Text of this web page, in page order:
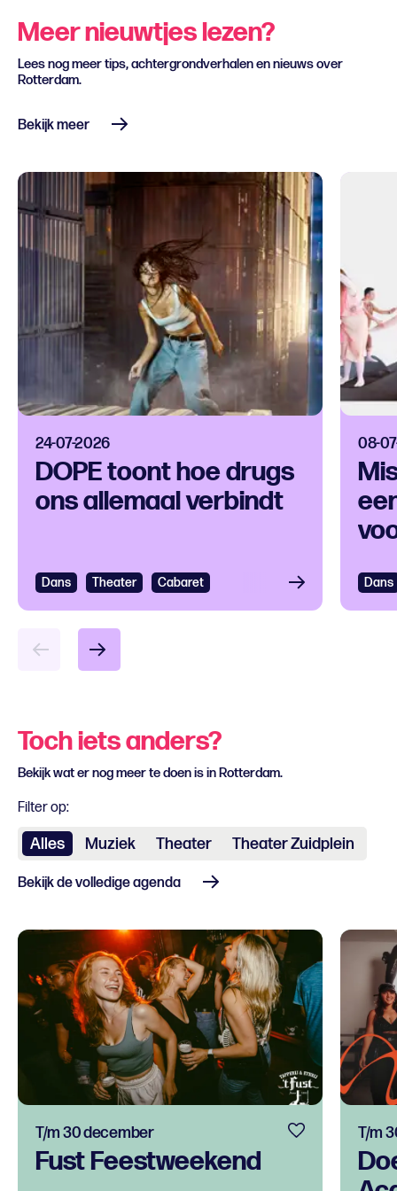
Meer nieuwtjes lezen?
Lees nog meer tips, achtergrondverhalen en nieuws over
Rotterdam.
Bekijk meer
24-07-2026
DOPE toont hoe drugs
ons allemaal verbindt
Dans Theater Cabaret
08-
Dans
Bekijken
Toch iets anders?
Bekijk wat er nog meer te doen is in Rotterdam.
Filter op:
Alles Muziek Theater Theater Zuidplein
Bekijk de volledige agenda
Fust Feestweekend
T/m 30 december T/m